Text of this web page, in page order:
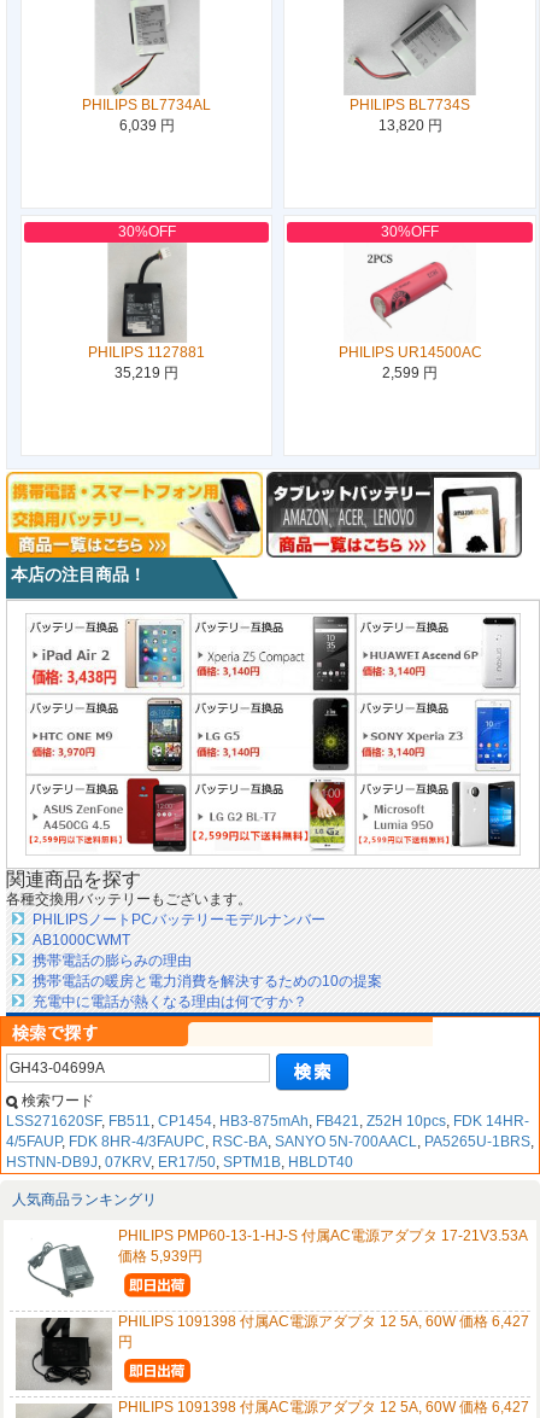
PHILIPS BL7734AL
6,039 円
PHILIPS BL7734S
13,820 円
30%OFF
PHILIPS 1127881
35,219 円
30%OFF
PHILIPS UR14500AC
2,599 円
本店の注目商品！
関連商品を探す
各種交換用バッテリーもございます。
PHILIPSノートPCバッテリーモデルナンバー
AB1000CWMT
携帯電話の膨らみの理由
携帯電話の暖房と電力消費を解決するための10の提案
充電中に電話が熱くなる理由は何ですか？
検索ワード
LSS271620SF, FB511, CP1454, HB3-875mAh, FB421, Z52H 10pcs, FDK 14HR-
4/5FAUP, FDK 8HR-4/3FAUPC, RSC-BA, SANYO 5N-700AACL, PA5265U-1BRS,
HSTNN-DB9J, 07KRV, ER17/50, SPTM1B, HBLDT40
人気商品ランキングリ
PHILIPS PMP60-13-1-HJ-S 付属AC電源アダプタ 17-21V3.53A
価格 5,939円
PHILIPS 1091398 付属AC電源アダプタ 12 5A, 60W 価格 6,427
円
PHILIPS 1091398 付属AC電源アダプタ 12 5A, 60W 価格 6,427